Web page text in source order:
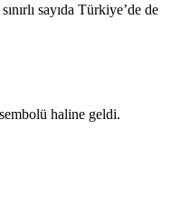
sayıda Türkiye’de de
haline geldi.